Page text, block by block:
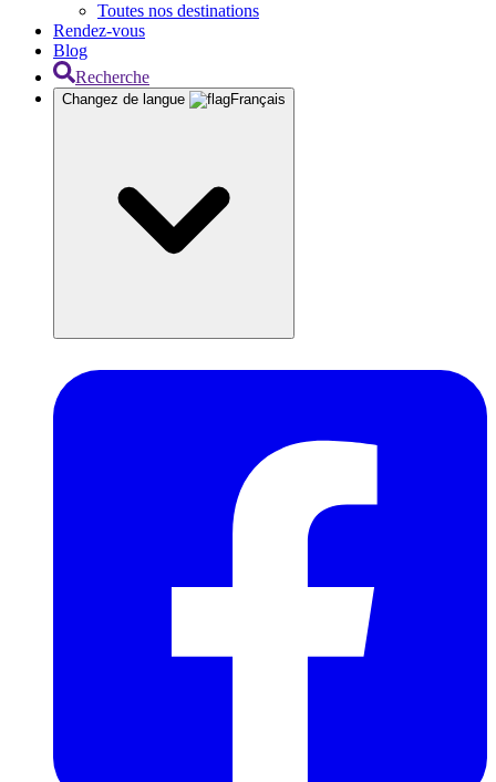
Toutes nos destinations
Rendez-vous
Blog
Recherche
Changez de langue Français